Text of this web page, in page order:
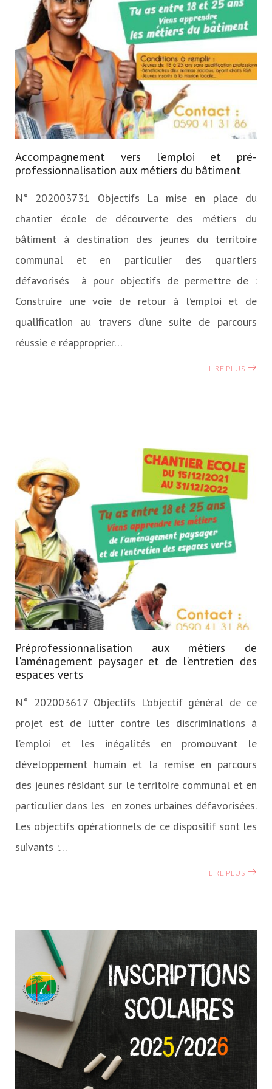
s’engage
Capesterre-
Belle-
Eau
Accompagnement vers l’emploi et pré-
professionnalisation aux métiers du bâtiment
N° 202003731 Objectifs La mise en place du
chantier école de découverte des métiers du
bâtiment à destination des jeunes du territoire
communal et en particulier des quartiers
défavorisés à pour objectifs de permettre de :
Construire une voie de retour à l’emploi et de
qualification au travers d’une suite de parcours
réussie e réapproprier…
LIRE PLUS
Préprofessionnalisation aux métiers de
l'aménagement paysager et de l'entretien des
espaces verts
N° 202003617 Objectifs L’objectif général de ce
projet est de lutter contre les discriminations à
l’emploi et les inégalités en promouvant le
développement humain et la remise en parcours
des jeunes résidant sur le territoire communal et en
particulier dans les en zones urbaines défavorisées.
Les objectifs opérationnels de ce dispositif sont les
suivants :…
LIRE PLUS